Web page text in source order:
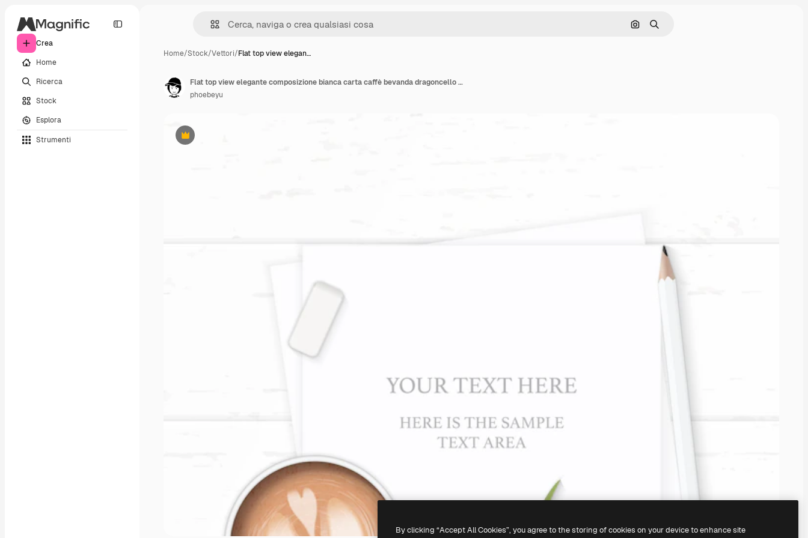
Crea
Home
Ricerca
Stock
Esplora
Strumenti
Cerca per immagine
Ricerca
Home/Stock/Vettori/Flat top view elegan…
Premium
Flat top view elegante composizione bianca carta caffè bevanda dragoncello foglia e matita gomma su sfondo di legno.
phoebeyu
By clicking “Accept All Cookies”, you agree to the storing of cookies on your device to enhance site